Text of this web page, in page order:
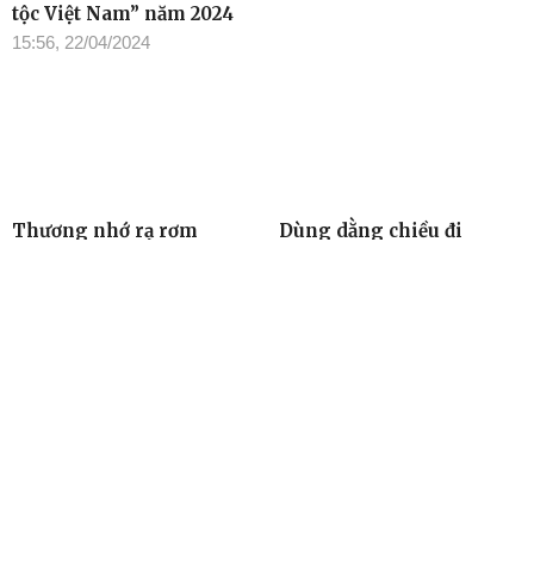
tộc Việt Nam” năm 2024
15:56, 22/04/2024
Thương nhớ rạ rơm Dùng dằng chiều đi